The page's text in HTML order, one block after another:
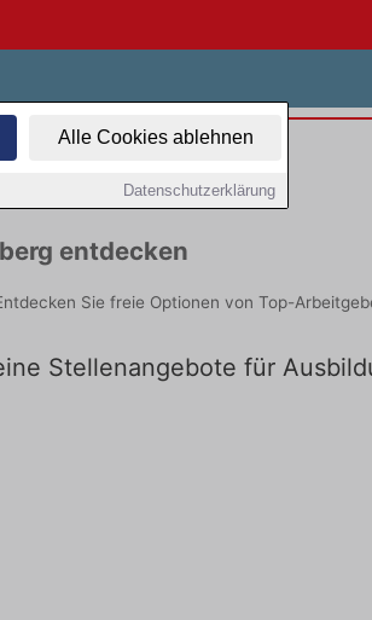
Alle Cookies ablehnen
Datenschutzerklärung
entdecken
Sie freie Optionen von Top-
Stellenangebote für